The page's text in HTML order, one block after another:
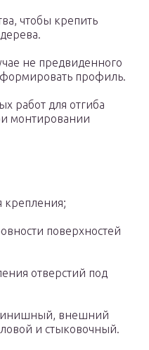
чтобы крепить
не предвиденного
профиль.
работ для отгиба
монтировании
крепления;
поверхностей
отверстий под
внешний
и стыковочный.